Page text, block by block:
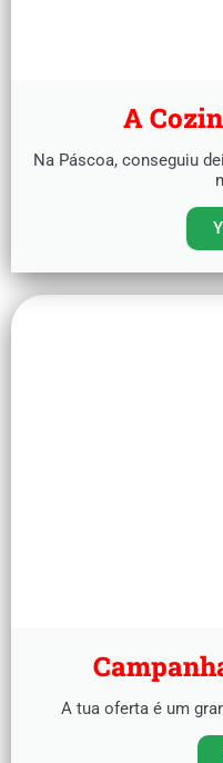
A
Na Páscoa, conseguiu
A tua oferta é um